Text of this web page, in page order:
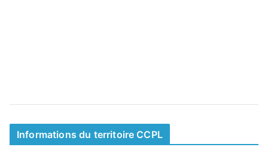
Informations du territoire CCPL